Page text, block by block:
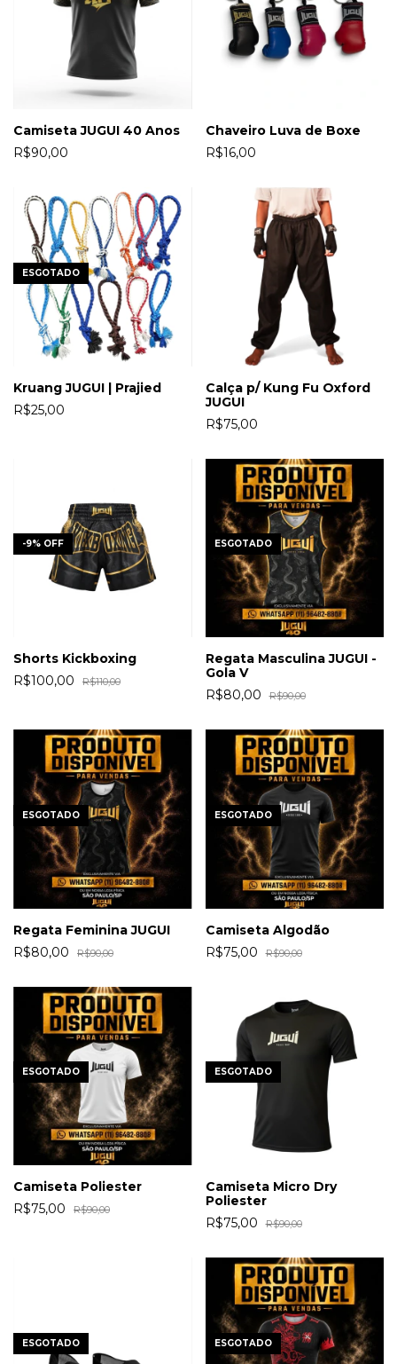
Camiseta JUGUI 40 Anos
R$90,00
Chaveiro Luva de Boxe
R$16,00
ESGOTADO
Kruang JUGUI | Prajied
R$25,00
Calça p/ Kung Fu Oxford
JUGUI
R$75,00
-9% OFF
Shorts Kickboxing
R$100,00
R$110,00
ESGOTADO
Regata Masculina JUGUI -
Gola V
R$80,00
R$90,00
ESGOTADO
Regata Feminina JUGUI
R$80,00
R$90,00
ESGOTADO
Camiseta Algodão
R$75,00
R$90,00
ESGOTADO
Camiseta Poliester
R$75,00
R$90,00
ESGOTADO
Camiseta Micro Dry
Poliester
R$75,00
R$90,00
ESGOTADO ESGOTADO